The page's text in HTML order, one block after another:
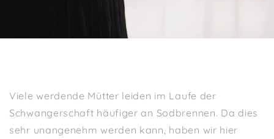
Viele werdende Mütter leiden im Laufe der
Schwangerschaft häufiger an Sodbrennen. Da dies
sehr unangenehm werden kann, haben wir hier